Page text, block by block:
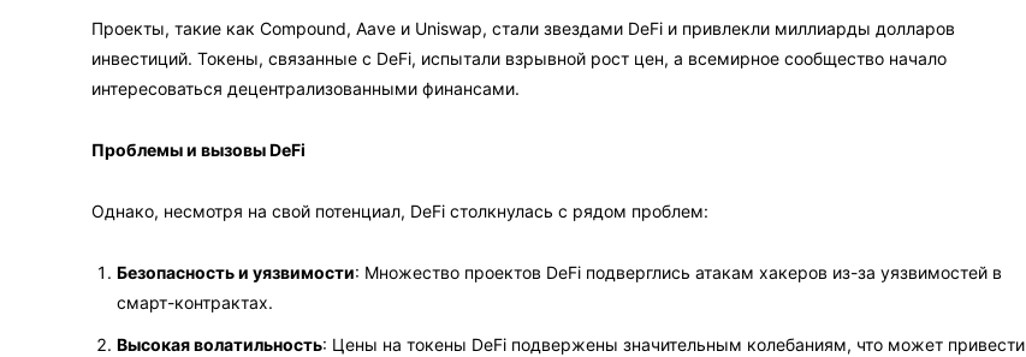
Проекты, такие как Compound, Aave и Uniswap, стали звездами DeFi и привлекли миллиарды долларов
инвестиций. Токены, связанные с DeFi, испытали взрывной рост цен, а всемирное сообщество начало
интересоваться децентрализованными финансами.
Проблемы и вызовы DeFi
Однако, несмотря на свой потенциал, DeFi столкнулась с рядом проблем:
Безопасность и уязвимости: Множество проектов DeFi подверглись атакам хакеров из-за уязвимостей в
смарт-контрактах.
Высокая волатильность: Цены на токены DeFi подвержены значительным колебаниям, что может привести